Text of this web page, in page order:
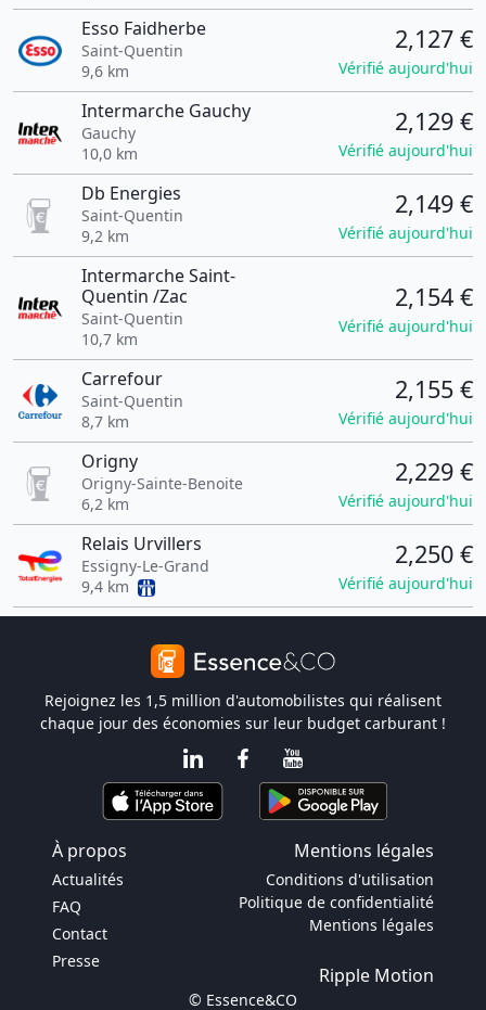
Esso Faidherbe
Saint-Quentin
9,6 km
2,127 €
Vérifié aujourd'hui
Intermarche Gauchy
Gauchy
10,0 km
2,129 €
Vérifié aujourd'hui
Db Energies
Saint-Quentin
9,2 km
2,149 €
Vérifié aujourd'hui
Intermarche Saint-
Quentin /Zac
Saint-Quentin
10,7 km
2,154 €
Vérifié aujourd'hui
Carrefour
Saint-Quentin
8,7 km
2,155 €
Vérifié aujourd'hui
Origny
Origny-Sainte-Benoite
6,2 km
2,229 €
Vérifié aujourd'hui
Relais Urvillers
Essigny-Le-Grand
9,4 km
2,250 €
Vérifié aujourd'hui
Rejoignez les 1,5 million d'automobilistes qui réalisent
chaque jour des économies sur leur budget carburant !
À propos Mentions légales
Actualités
FAQ
Contact
Presse
Conditions d'utilisation
Politique de confidentialité
Mentions légales
Ripple Motion
© Essence&CO